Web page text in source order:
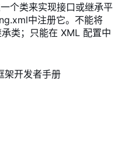
个类来实现接口或继承平
中注册它。不能将
类；只能在 XML 配置中
架开发者手册